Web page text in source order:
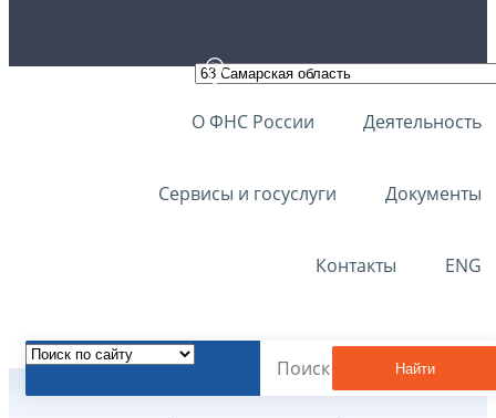
О ФНС России Деятельность
Сервисы и госуслуги Документы
Контакты ENG
Найти